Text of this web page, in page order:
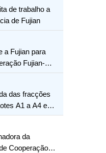
de trabalho a
de Fujian
a Fujian para
Fujian-
das fracções
A1 a A4 e
da
Cooperação